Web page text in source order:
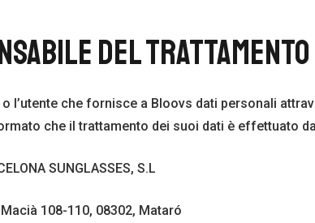
DEL TRATTAMENTO
o l’utente che fornisce a Bloovs dati personali
che il trattamento dei suoi dati è effettuato
SUNGLASSES, S.L
108-110, 08302, Mataró